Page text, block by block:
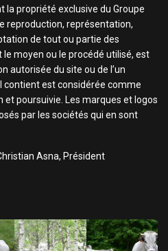
la propriété exclusive du Groupe
reproduction, représentation,
de tout ou partie des
moyen ou le procédé utilisé, est
autorisée du site ou de l’un
contient est considérée comme
poursuivie. Les marques et logos
par les sociétés qui en sont
Asna, Président